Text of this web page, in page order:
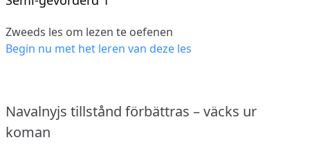
Zweeds les om lezen te oefenen
Begin nu met het leren van deze les
Navalnyjs tillstånd förbättras – väcks ur
koman